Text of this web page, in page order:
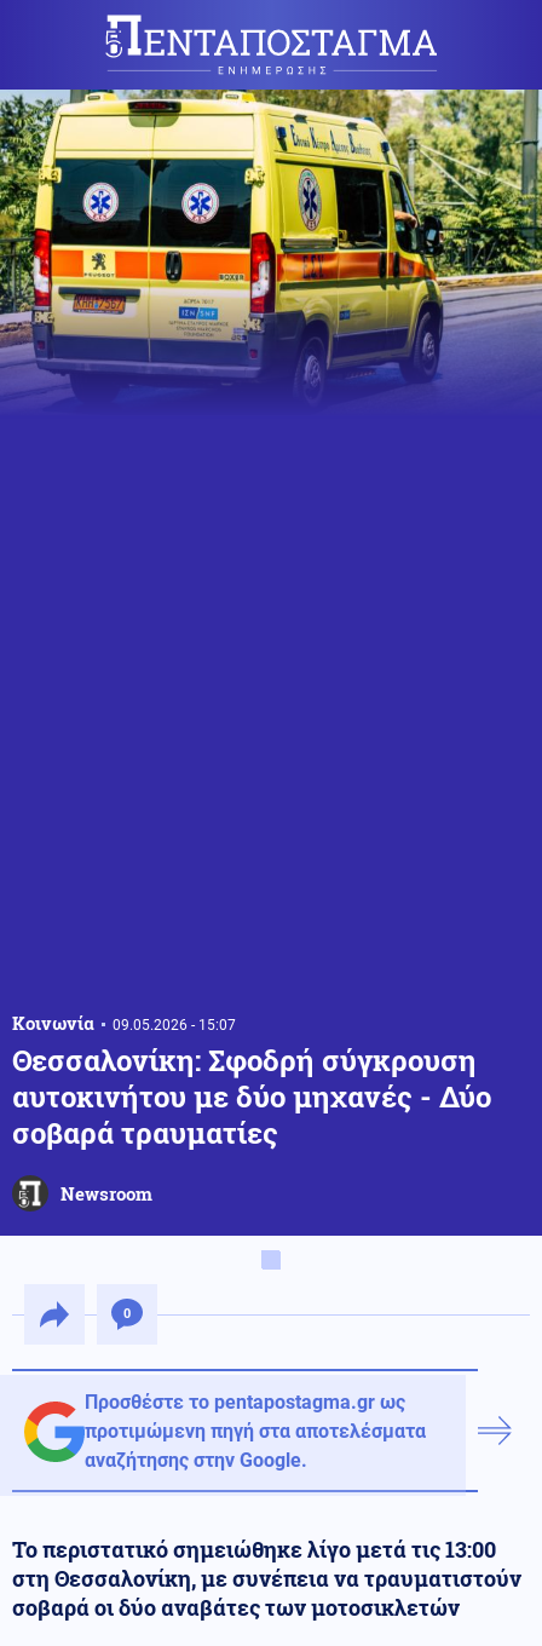
Κοινωνία 09.05.2026 - 15:07
Θεσσαλονίκη: Σφοδρή σύγκρουση
αυτοκινήτου με δύο μηχανές - Δύο
σοβαρά τραυματίες
Newsroom
0
Προσθέστε το pentapostagma.gr ως
προτιμώμενη πηγή στα αποτελέσματα
αναζήτησης στην Google.
Το περιστατικό σημειώθηκε λίγο μετά τις 13:00
στη Θεσσαλονίκη, με συνέπεια να τραυματιστούν
σοβαρά οι δύο αναβάτες των μοτοσικλετών